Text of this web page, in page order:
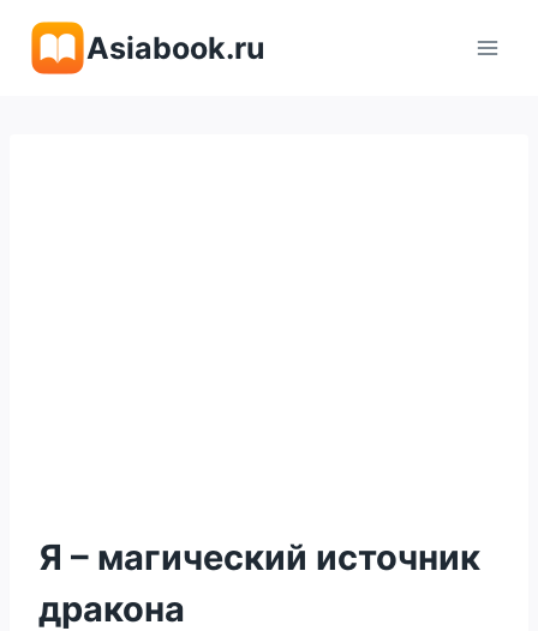
содержимому
Asiabook.ru
Я – магический источник
дракона